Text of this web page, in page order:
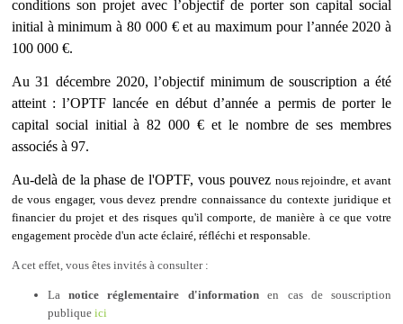
conditions son projet avec l’objectif de porter son capital social
initial à minimum à 80 000 € et au maximum pour l’année 2020 à
100 000 €.
Au 31 décembre 2020, l’objectif minimum de souscription a été
atteint : l’OPTF lancée en début d’année a permis de porter le
capital social initial à 82 000 € et le nombre de ses membres
associés à 97.
Au-delà de la phase de l'OPTF, vous pouvez nous rejoindre, et avant
de vous engager, vous devez prendre connaissance du contexte juridique et
financier du projet et des risques qu'il comporte, de manière à ce que votre
engagement procède d'un acte éclairé, réfléchi et responsable.
A cet effet, vous êtes invités à consulter :
Lanotice réglementaire d'informationen cas de souscription
publique ici